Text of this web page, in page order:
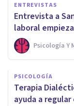
ENTREVISTAS
Entrevista a
laboral
Psicología Y
PSICOLOGÍA
Terapia
ayuda a